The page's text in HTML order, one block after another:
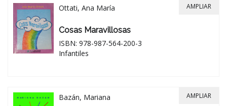
Ottati, Ana María
Cosas Maravillosas
ISBN: 978-987-564-200-3
Infantiles
AMPLIAR
Bazán, Mariana AMPLIAR